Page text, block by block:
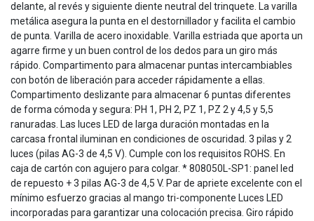
delante, al revés y siguiente diente neutral del trinquete. La varilla
metálica asegura la punta en el destornillador y facilita el cambio
de punta. Varilla de acero inoxidable. Varilla estriada que aporta un
agarre firme y un buen control de los dedos para un giro más
rápido. Compartimento para almacenar puntas intercambiables
con botón de liberación para acceder rápidamente a ellas.
Compartimento deslizante para almacenar 6 puntas diferentes
de forma cómoda y segura: PH 1, PH 2, PZ 1, PZ 2 y 4,5 y 5,5
ranuradas. Las luces LED de larga duración montadas en la
carcasa frontal iluminan en condiciones de oscuridad. 3 pilas y 2
luces (pilas AG-3 de 4,5 V). Cumple con los requisitos ROHS. En
caja de cartón con agujero para colgar. * 808050L-SP1: panel led
de repuesto + 3 pilas AG-3 de 4,5 V. Par de apriete excelente con el
mínimo esfuerzo gracias al mango tri-componente Luces LED
incorporadas para garantizar una colocación precisa. Giro rápido